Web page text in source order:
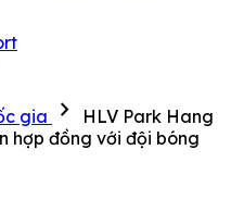
gia chevron_right
HLV Park Hang
hợp đồng với đội bóng